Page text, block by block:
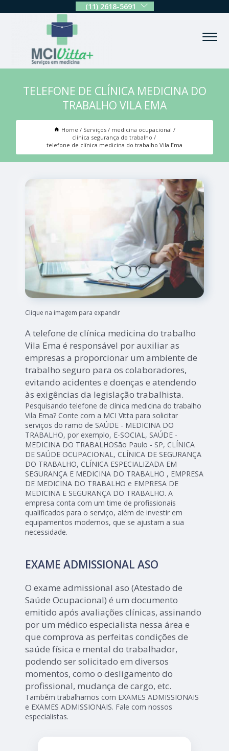
(11) 2618-5691
TELEFONE DE CLÍNICA MEDICINA DO
TRABALHO VILA EMA
Home Serviços
medicina ocupacional
clínica segurança do trabalho
telefone de clínica medicina do trabalho Vila Ema
Clique na imagem para expandir
A telefone de clínica medicina do trabalho
Vila Ema é responsável por auxiliar as
empresas a proporcionar um ambiente de
trabalho seguro para os colaboradores,
evitando acidentes e doenças e atendendo
às exigências da legislação trabalhista.
Pesquisando telefone de clínica medicina do trabalho
Vila Ema? Conte com a MCI Vitta para solicitar
serviços do ramo de SAÚDE - MEDICINA DO
TRABALHO, por exemplo, E-SOCIAL, SAÚDE -
MEDICINA DO TRABALHOSão Paulo - SP, CLÍNICA
DE SAÚDE OCUPACIONAL, CLÍNICA DE SEGURANÇA
DO TRABALHO, CLÍNICA ESPECIALIZADA EM
SEGURANÇA E MEDICINA DO TRABALHO , EMPRESA
DE MEDICINA DO TRABALHO e EMPRESA DE
MEDICINA E SEGURANÇA DO TRABALHO. A
empresa conta com um time de profissionais
qualificados para o serviço, além de investir em
equipamentos modernos, que se ajustam a sua
necessidade.
EXAME ADMISSIONAL ASO
O exame admissional aso (Atestado de
Saúde Ocupacional) é um documento
emitido após avaliações clínicas, assinando
por um médico especialista nessa área e
que comprova as perfeitas condições de
saúde física e mental do trabalhador,
podendo ser solicitado em diversos
momentos, como o desligamento do
profissional, mudança de cargo, etc.
Também trabalhamos com EXAMES ADMISSIONAIS
e EXAMES ADMISSIONAIS. Fale com nossos
especialistas.